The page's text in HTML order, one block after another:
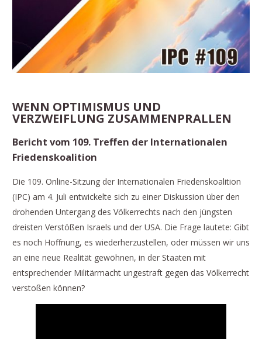
WENN OPTIMISMUS UND
VERZWEIFLUNG ZUSAMMENPRALLEN
Bericht vom 109. Treffen der Internationalen
Friedenskoalition
Die 109. Online-Sitzung der Internationalen Friedenskoalition
(IPC) am 4. Juli entwickelte sich zu einer Diskussion über den
drohenden Untergang des Völkerrechts nach den jüngsten
dreisten Verstößen Israels und der USA. Die Frage lautete: Gibt
es noch Hoffnung, es wiederherzustellen, oder müssen wir uns
an eine neue Realität gewöhnen, in der Staaten mit
entsprechender Militärmacht ungestraft gegen das Völkerrecht
verstoßen können?